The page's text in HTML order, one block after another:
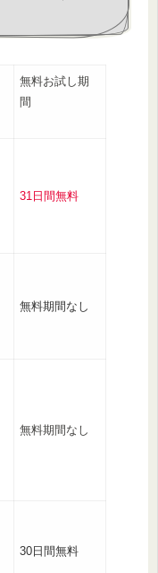
無料お試し期
間
31日間無料
無料期間なし
無料期間なし
30日間無料